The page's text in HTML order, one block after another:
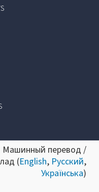
Машинный перевод /
(English, Русский,
Українська)